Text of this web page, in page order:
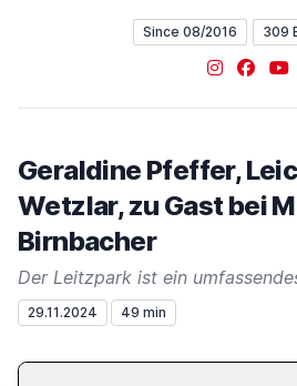
Since 08/2016 309
Instagram
Geraldine Pfeffer,
Wetzlar, zu Gast bei
Birnbacher
29.11.2024 49 min